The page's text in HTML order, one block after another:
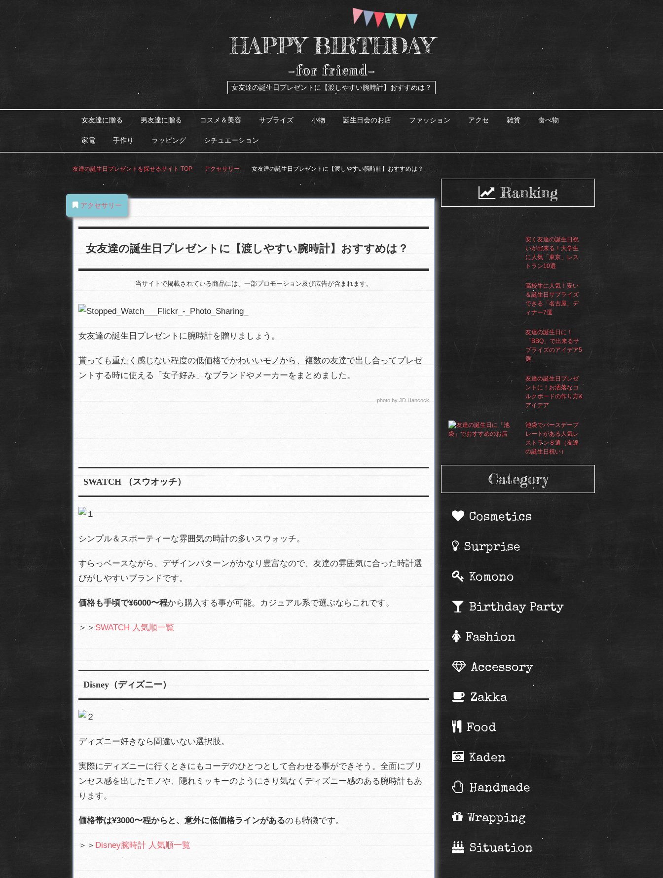
HAPPY BIRTHDAY
-for friend-
女友達の誕生日プレゼントに【渡しやすい腕時計】おすすめは？
女友達に贈る 男友達に贈る コスメ＆美容 サプライズ 小物 誕生日会のお店 ファッション アクセ 雑貨 食べ物
家電 手作り ラッピング シチュエーション
友達の誕生日プレゼントを探せるサイト TOP アクセサリー 女友達の誕生日プレゼントに【渡しやすい腕時計】おすすめは？
アクセサリー
女友達の誕生日プレゼントに【渡しやすい腕時計】おすすめは？
当サイトで掲載されている商品には、一部プロモーション及び広告が含まれます。
女友達の誕生日プレゼントに腕時計を贈りましょう。
貰っても重たく感じない程度の低価格でかわいいモノから、複数の友達で出し合ってプレゼ
ントする時に使える「女子好み」なブランドやメーカーをまとめました。
photo by JD Hancock
SWATCH （スウオッチ）
シンプル＆スポーティーな雰囲気の時計の多いスウォッチ。
すらっベースながら、デザインパターンがかなり豊富なので、友達の雰囲気に合った時計選
びがしやすいブランドです。
価格も手頃で¥6000〜程から購入する事が可能。カジュアル系で選ぶならこれです。
＞＞ SWATCH 人気順一覧
Disney（ディズニー）
ディズニー好きなら間違いない選択肢。
実際にディズニーに行くときにもコーデのひとつとして合わせる事ができそう。全面にプリ
ンセス感を出したモノや、隠れミッキーのようにさり気なくディズニー感のある腕時計もあ
ります。
価格帯は¥3000〜程からと、意外に低価格ラインがあるのも特徴です。
＞＞ Disney腕時計 人気順一覧
Ranking
安く友達の誕生日祝
いが出来る！大学生
に人気「東京」レス
トラン10選
高校生に人気！安い
＆誕生日サプライズ
できる「名古屋」デ
ィナー7選
友達の誕生日に！
「BBQ」で出来るサ
プライズのアイデア5
選
友達の誕生日プレゼ
ントに！お洒落なコ
ルクボードの作り方&
アイデア
池袋でバースデープ
レートがある人気レ
ストラン８選（友達
の誕生日祝い）
Category
Cosmetics
Surprise
Komono
Birthday Party
Fashion
Accessory
Zakka
Food
Kaden
Handmade
Wrapping
Situation